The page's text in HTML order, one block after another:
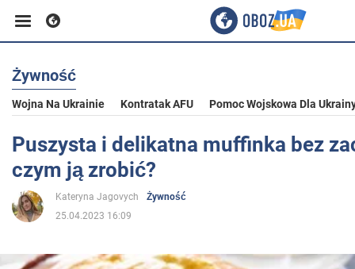
Biznes
Sport
Rozrywka
Żywność
Wojna Na Ukrainie Kontratak AFU Pomoc Wojskowa Dla
Puszysta i delikatna muffinka bez
czym ją zrobić?
Kateryna Jagovych
Żywność
25.04.2023 16:09